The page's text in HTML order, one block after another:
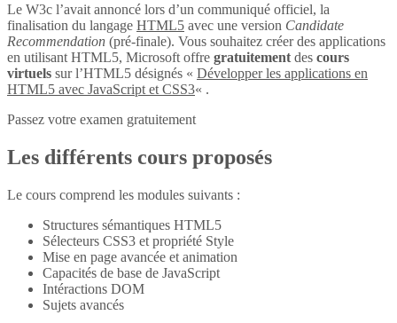
Le W3c l’avait annoncé lors d’un communiqué officiel, la
finalisation du langage HTML5 avec une version Candidate
Recommendation (pré-finale). Vous souhaitez créer des applications
en utilisant HTML5, Microsoft offre gratuitement des cours
virtuels sur l’HTML5 désignés « Développer les applications en
HTML5 avec JavaScript et CSS3« .
Passez votre examen gratuitement
Les différents cours proposés
Le cours comprend les modules suivants :
Structures sémantiques HTML5
Sélecteurs CSS3 et propriété Style
Mise en page avancée et animation
Capacités de base de JavaScript
Intéractions DOM
Sujets avancés